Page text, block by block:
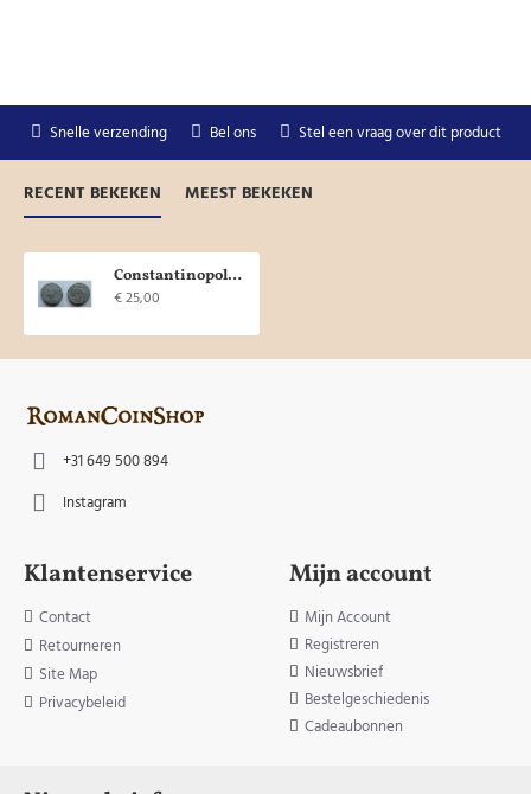
Snelle verzending Bel ons Stel een vraag over dit product
RECENT BEKEKEN MEEST BEKEKEN
Constantinopolis - Remus en Romulus en Wolvin Constantinopel! (AP2028)
€ 25,00
+31 649 500 894
Instagram
Klantenservice
Contact
Retourneren
Site Map
Privacybeleid
Mijn account
Mijn Account
Registreren
Nieuwsbrief
Bestelgeschiedenis
Cadeaubonnen